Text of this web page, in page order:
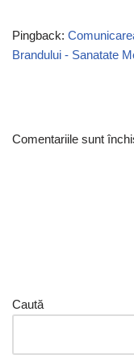
Pingback:
Brandului - Sanatate
Comentariile sunt
Caută